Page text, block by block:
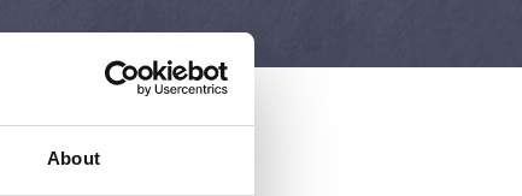
About